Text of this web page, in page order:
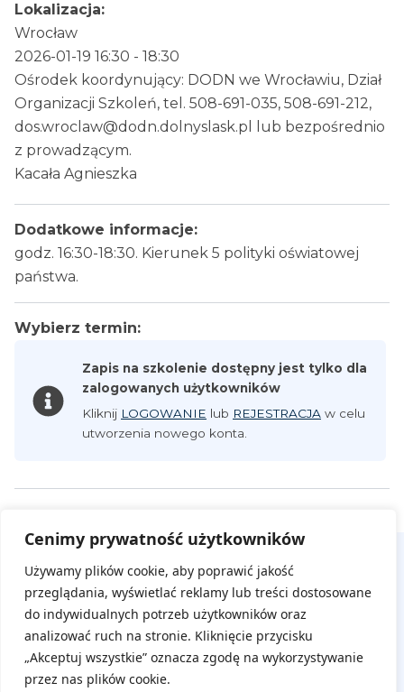
Cenimy prywatność użytkowników
Używamy plików cookie, aby poprawić jakość
przeglądania, wyświetlać reklamy lub treści dostosowane
do indywidualnych potrzeb użytkowników oraz
analizować ruch na stronie. Kliknięcie przycisku
„Akceptuj wszystkie” oznacza zgodę na wykorzystywanie
przez nas plików cookie.
Lokalizacja:
Wrocław
2026-01-19 16:30 - 18:30
Ośrodek koordynujący: DODN we Wrocławiu, Dział
Organizacji Szkoleń, tel. 508-691-035, 508-691-212,
dos.wroclaw@dodn.dolnyslask.pl lub bezpośrednio
z prowadzącym.
Kacała Agnieszka
Dodatkowe informacje:
godz. 16:30-18:30. Kierunek 5 polityki oświatowej
państwa.
Wybierz termin:
Zapis na szkolenie dostępny jest tylko dla
zalogowanych użytkowników
Kliknij LOGOWANIE lub REJESTRACJA w celu
utworzenia nowego konta.
Na skróty